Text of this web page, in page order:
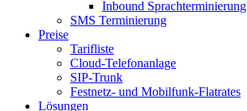
Inbound Sprachterminierung
SMS Terminierung
Preise
Tarifliste
Cloud-Telefonanlage
SIP-Trunk
Festnetz- und Mobilfunk-Flatrates
Lösungen